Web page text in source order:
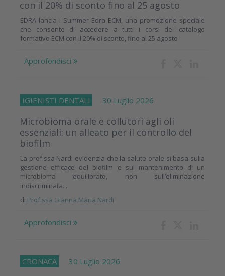
con il 20% di sconto fino al 25 agosto
EDRA lancia i Summer Edra ECM, una promozione speciale
che consente di accedere a tutti i corsi del catalogo
formativo ECM con il 20% di sconto, fino al 25 agosto
Approfondisci
IGIENISTI DENTALI 30 Luglio 2026
Microbioma orale e collutori agli oli
essenziali: un alleato per il controllo del
biofilm
La prof.ssa Nardi evidenzia che la salute orale si basa sulla
gestione efficace del biofilm e sul mantenimento di un
microbioma equilibrato, non sull’eliminazione
indiscriminata...
di Prof.ssa Gianna Maria Nardi
Approfondisci
CRONACA 30 Luglio 2026